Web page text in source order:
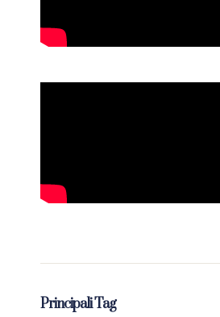
Principali Tag